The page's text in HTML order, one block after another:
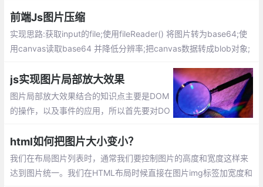
何通过原生js 来生成海报图
前端Js图片压缩
实现思路:获取input的file;使用fileReader() 将图片转为base64;使
用canvas读取base64 并降低分辨率;把canvas数据转成blob对象;
js实现图片局部放大效果
图片局部放大效果结合的知识点主要是DOM
的操作，以及事件的应用，所以首先要对DO
有一定的累积。
html如何把图片大小变小？
我们在布局图片列表时，通常我们要控制图片的高度和宽度这样来
达到图片统一。我们在HTML布局时候直接在图片img标签加宽度和